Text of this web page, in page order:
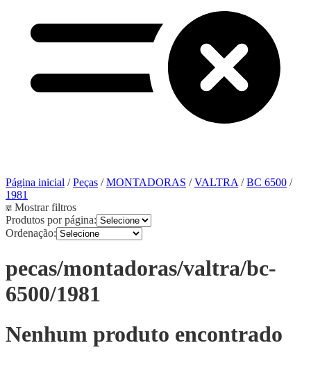
Página inicial /Peças /MONTADORAS /VALTRA/BC 6500 /
1981
Mostrar filtros
Produtos por página:
Ordenação:
pecas/montadoras/valtra/bc-
6500/1981
Nenhum produto encontrado